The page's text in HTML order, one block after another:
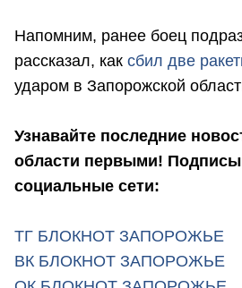
Напомним, ранее боец
рассказал, как сбил две
ударом в Запорожской
Узнавайте последние
области первыми!
социальные сети:
ТГ БЛОКНОТ ЗАПОРОЖЬЕ
ВК БЛОКНОТ ЗАПОРОЖЬЕ